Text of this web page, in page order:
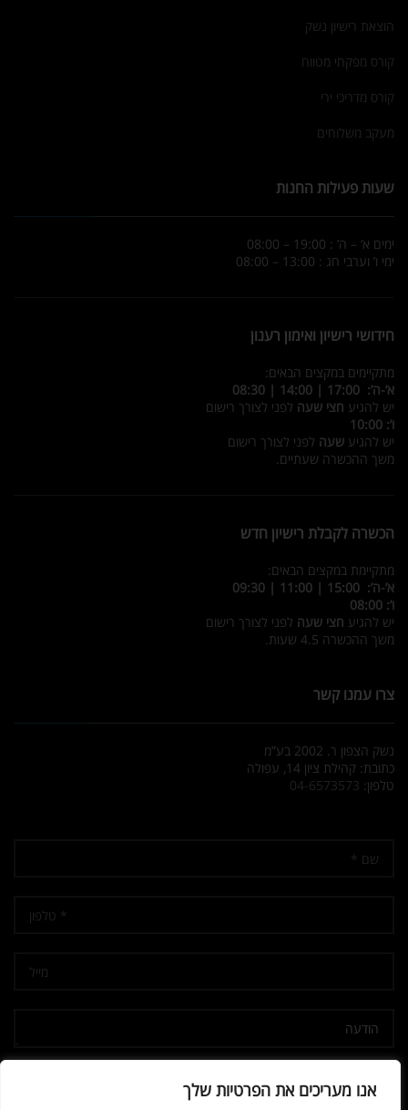
אנו מעריכים את הפרטיות שלך
הוצאת רישיון נשק
קורס מפקחי מטווח
קורס מדריכי ירי
מעקב משלוחים
שעות פעילות החנות
ימים א’ – ה’ : 19:00 – 08:00
ימי ו’ וערבי חג : 13:00 – 08:00
חידושי רישיון ואימון רענון
מתקיימים במקצים הבאים:
א’-ה’: 17:00 | 14:00 | 08:30
יש להגיע חצי שעה לפני לצורך רישום
ו’: 10:00
יש להגיע שעה לפני לצורך רישום
משך ההכשרה שעתיים.
הכשרה לקבלת רישיון חדש
מתקיימת במקצים הבאים:
א’-ה’: 15:00 | 11:00 | 09:30
ו’: 08:00
יש להגיע חצי שעה לפני לצורך רישום
משך ההכשרה 4.5 שעות.
צרו עמנו קשר
נשק הצפון ר. 2002 בע”מ
כתובת: קהילת ציון 14, עפולה
טלפון: 04-6573573